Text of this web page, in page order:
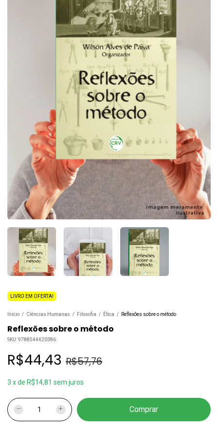
LIVRO EM OFERTA!
Início / Ciências Humanas / Filosofia / Ética / Reflexões sobre o método
Reflexões sobre o método
SKU:9788544420386
R$44,43 R$57,76
3 xde R$14,81 sem juros